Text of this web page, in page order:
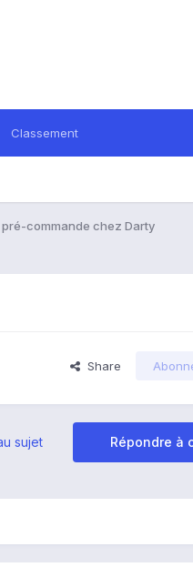
Classement
pré-commande chez Darty
Share
Répondre à
sujet